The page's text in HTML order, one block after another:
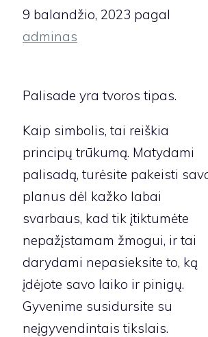
9 balandžio, 2023 pagal
adminas
Palisade yra tvoros tipas.
Kaip simbolis, tai reiškia
principų trūkumą. Matydami
palisadą, turėsite pakeisti
planus dėl kažko labai
svarbaus, kad tik įtiktumėte
nepažįstamam žmogui, ir tai
darydami nepasieksite to, ką
įdėjote savo laiko ir pinigų.
Gyvenime susidursite su
neįgyvendintais tikslais.